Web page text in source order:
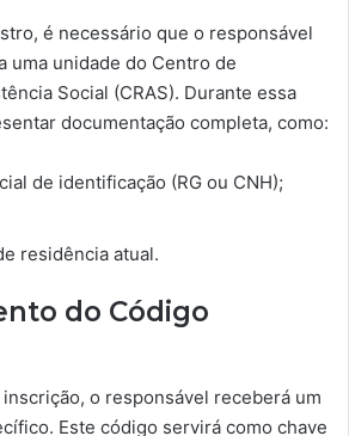
é necessário que o responsável
uma unidade do Centro de
Social (CRAS). Durante essa
documentação completa, como:
de identificação (RG ou CNH);
residência atual.
do Código
o responsável receberá um
Este código servirá como chave